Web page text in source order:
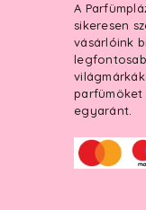
A
sikeresen
vásárlóink
parfümöket
egyaránt.